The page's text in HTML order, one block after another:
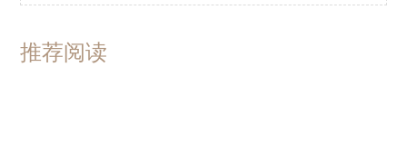
推荐阅读